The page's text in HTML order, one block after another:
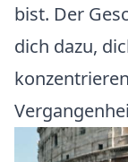
bist. Der
dich dazu,